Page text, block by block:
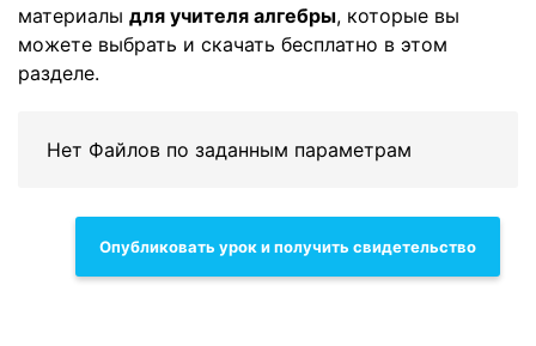
материалы для учителя алгебры, которые вы
можете выбрать и скачать бесплатно в этом
разделе.
Нет Файлов по заданным параметрам
Опубликовать урок и получить свидетельство